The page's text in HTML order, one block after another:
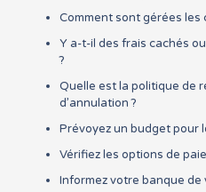
Comment sont gérées les
Y a-t-il des frais cachés
?
Quelle est la politique de
d’annulation ?
Prévoyez un budget pour
Vérifiez les options de
Informez votre banque de